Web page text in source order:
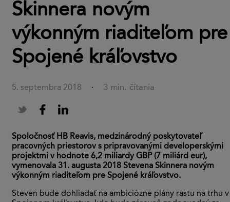
Skinnera novým
výkonným riaditeľom pre
Spojené kráľovstvo
5. septembra 2018 · 3 min. čítania
Spoločnosť HB Reavis, medzinárodný poskytovateľ
pracovných priestorov s pripravovanými developerskými
projektmi v hodnote 6,2 miliardy GBP (7 miliárd eur),
vymenovala 31. augusta 2018 Stevena Skinnera novým
výkonným riaditeľom pre Spojené kráľovstvo.
Steven bude dohliadať na ambiciózne plány rastu na trhu v